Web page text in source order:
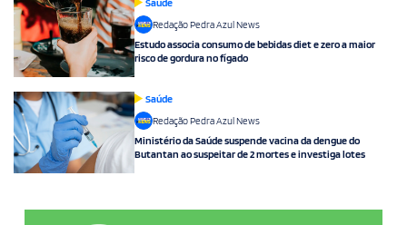
Redação Pedra Azul News
Estudo associa consumo de bebidas diet e zero a maior
risco de gordura no fígado
Saúde
Redação Pedra Azul News
Ministério da Saúde suspende vacina da dengue do
Butantan ao suspeitar de 2 mortes e investiga lotes